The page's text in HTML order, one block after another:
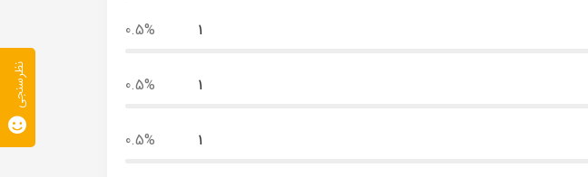
1
0.5%
1
0.5%
1
0.5%
نظرسنجی